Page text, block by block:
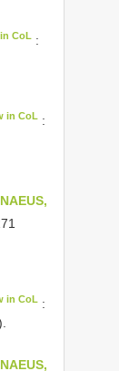
CoL :
in CoL:
in CoL: